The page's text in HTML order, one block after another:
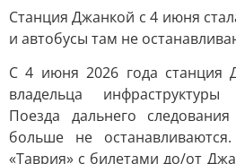
Станция Джанкой с 4 июня
и автобусы там не
С 4 июня 2026 года
владельца
Поезда дальнего
больше не
«Таврия» с билетами до/от